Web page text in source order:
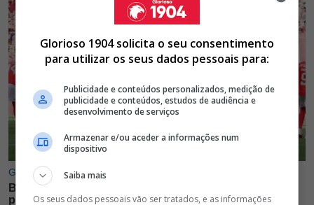
Glorioso 1904 solicita o seu consentimento
para utilizar os seus dados pessoais para:
Publicidade e conteúdos personalizados, medição de
publicidade e conteúdos, estudos de audiência e
desenvolvimento de serviços
Armazenar e/ou aceder a informações num
dispositivo
Saiba mais
Os seus dados pessoais vão ser tratados, e as informações